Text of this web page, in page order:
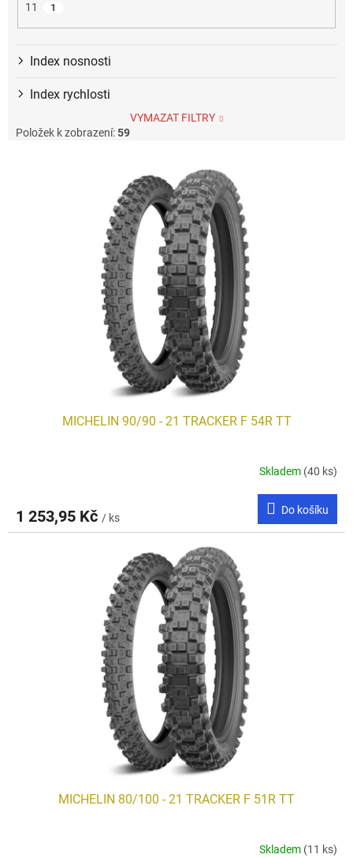
11 1
Index nosnosti
Index rychlosti
VYMAZAT FILTRY
Položek k zobrazení:59
MICHELIN 90/90 - 21 TRACKER F 54R TT
Skladem (40 ks)
1 253,95 Kč / ks
Do košíku
MICHELIN 80/100 - 21 TRACKER F 51R TT
Skladem (11 ks)